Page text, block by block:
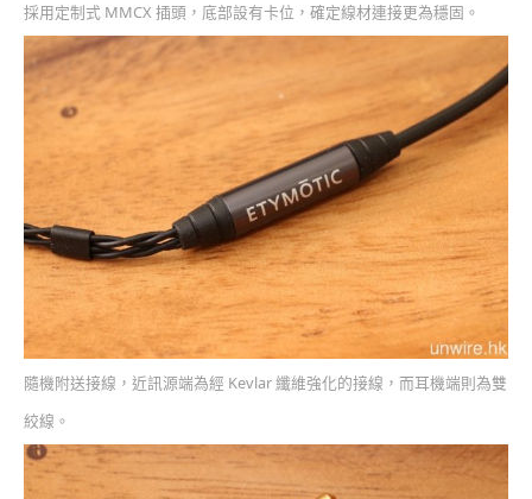
採用定制式 MMCX 插頭，底部設有卡位，確定線材連接更為穩固。
隨機附送接線，近訊源端為經 Kevlar 纖維強化的接線，而耳機端則為雙
絞線。